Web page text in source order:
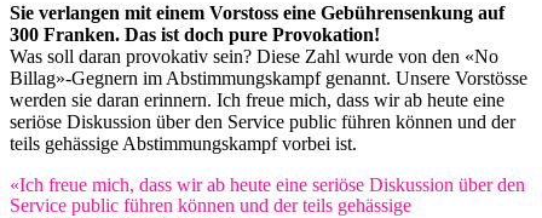
Sie verlangen mit einem Vorstoss eine Gebührensenkung auf
300 Franken. Das ist doch pure Provokation!
Was soll daran provokativ sein? Diese Zahl wurde von den «No
Billag»-Gegnern im Abstimmungskampf genannt. Unsere Vorstösse
werden sie daran erinnern. Ich freue mich, dass wir ab heute eine
seriöse Diskussion über den Service public führen können und der
teils gehässige Abstimmungskampf vorbei ist.
«Ich freue mich, dass wir ab heute eine seriöse Diskussion über den
Service public führen können und der teils gehässige